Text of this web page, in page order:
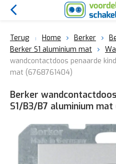
Terug Home Berker
Berker S1 aluminium mat
wandcontactdoos penaarde
mat (6768761404)
Berker
S1/B3/B7 aluminium